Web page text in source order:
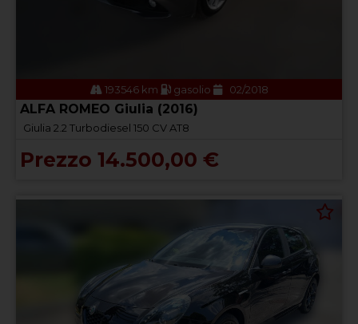
193546 km gasolio 02/2018
ALFA ROMEO Giulia (2016)
Giulia 2.2 Turbodiesel 150 CV AT8
Prezzo 14.500,00 €